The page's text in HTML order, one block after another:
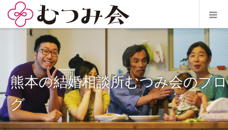
熊本の結婚相談所むつみ会のブロ
グ